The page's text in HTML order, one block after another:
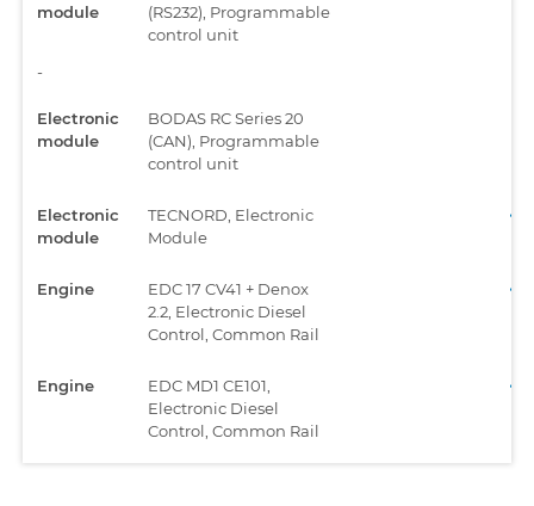
module
(RS232), Programmable
control unit
-
Electronic
module
BODAS RC Series 20
(CAN), Programmable
control unit
Electronic
module
TECNORD, Electronic
Module
Engine
EDC 17 CV41 + Denox
2.2, Electronic Diesel
Control, Common Rail
Engine
EDC MD1 CE101,
Electronic Diesel
Control, Common Rail